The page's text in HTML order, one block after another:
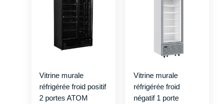
Vitrine murale
réfrigérée froid positif
2 portes ATOM
Vitrine murale
réfrigérée froid
négatif 1 porte